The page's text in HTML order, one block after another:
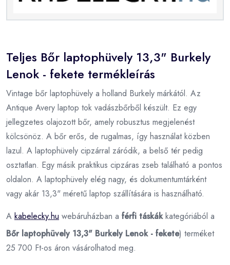
Teljes Bőr laptophüvely 13,3" Burkely
Lenok - fekete termékleírás
Vintage bőr laptophüvely a holland Burkely márkától. Az
Antique Avery laptop tok vadászbőrből készült. Ez egy
jellegzetes olajozott bőr, amely robusztus megjelenést
kölcsönöz. A bőr erős, de rugalmas, így használat közben
lazul. A laptophüvely cipzárral záródik, a belső tér pedig
osztatlan. Egy másik praktikus cipzáras zseb található a pontos
oldalon. A laptophüvely elég nagy, és dokumentumtárként
vagy akár 13,3" méretű laptop szállítására is használható.
A kabelecky.hu webáruházban a férfi táskákkategóriából a
Bőr laptophüvely 13,3" Burkely Lenok - fekete) terméket
25 700 Ft-os áron vásárolhatod meg.